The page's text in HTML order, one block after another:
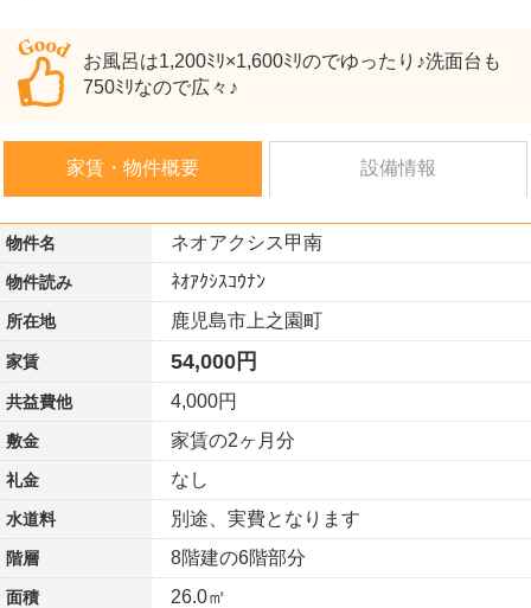
お風呂は1,200ﾐﾘ×1,600ﾐﾘのでゆったり♪洗面台も
750ﾐﾘなので広々♪
家賃・物件概要 設備情報
物件名 ネオアクシス甲南
物件読み ﾈｵｱｸｼｽｺｳﾅﾝ
所在地 鹿児島市上之園町
家賃 54,000円
共益費他 4,000円
敷金 家賃の2ヶ月分
礼金 なし
水道料 別途、実費となります
階層 8階建の6階部分
面積 26.0㎡